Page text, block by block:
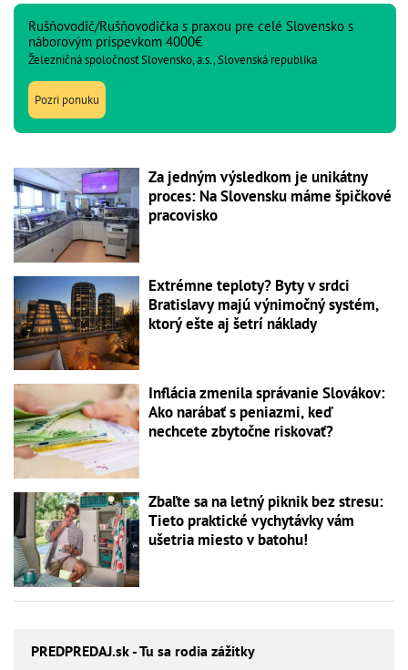
Rušňovodič/Rušňovodička s praxou pre celé Slovensko s
náborovým príspevkom 4000€
Železničná spoločnosť Slovensko, a.s., Slovenská republika
Pozri ponuku
Za jedným výsledkom je unikátny
proces: Na Slovensku máme špičkové
pracovisko
Extrémne teploty? Byty v srdci
Bratislavy majú výnimočný systém,
ktorý ešte aj šetrí náklady
Inflácia zmenila správanie Slovákov:
Ako narábať s peniazmi, keď
nechcete zbytočne riskovať?
Zbaľte sa na letný piknik bez stresu:
Tieto praktické vychytávky vám
ušetria miesto v batohu!
PREDPREDAJ.sk - Tu sa rodia zážitky